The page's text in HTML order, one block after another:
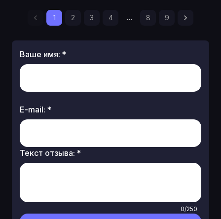
1 2 3 4 … 8 9
Ваше имя: *
E-mail: *
Текст отзыва: *
0/250